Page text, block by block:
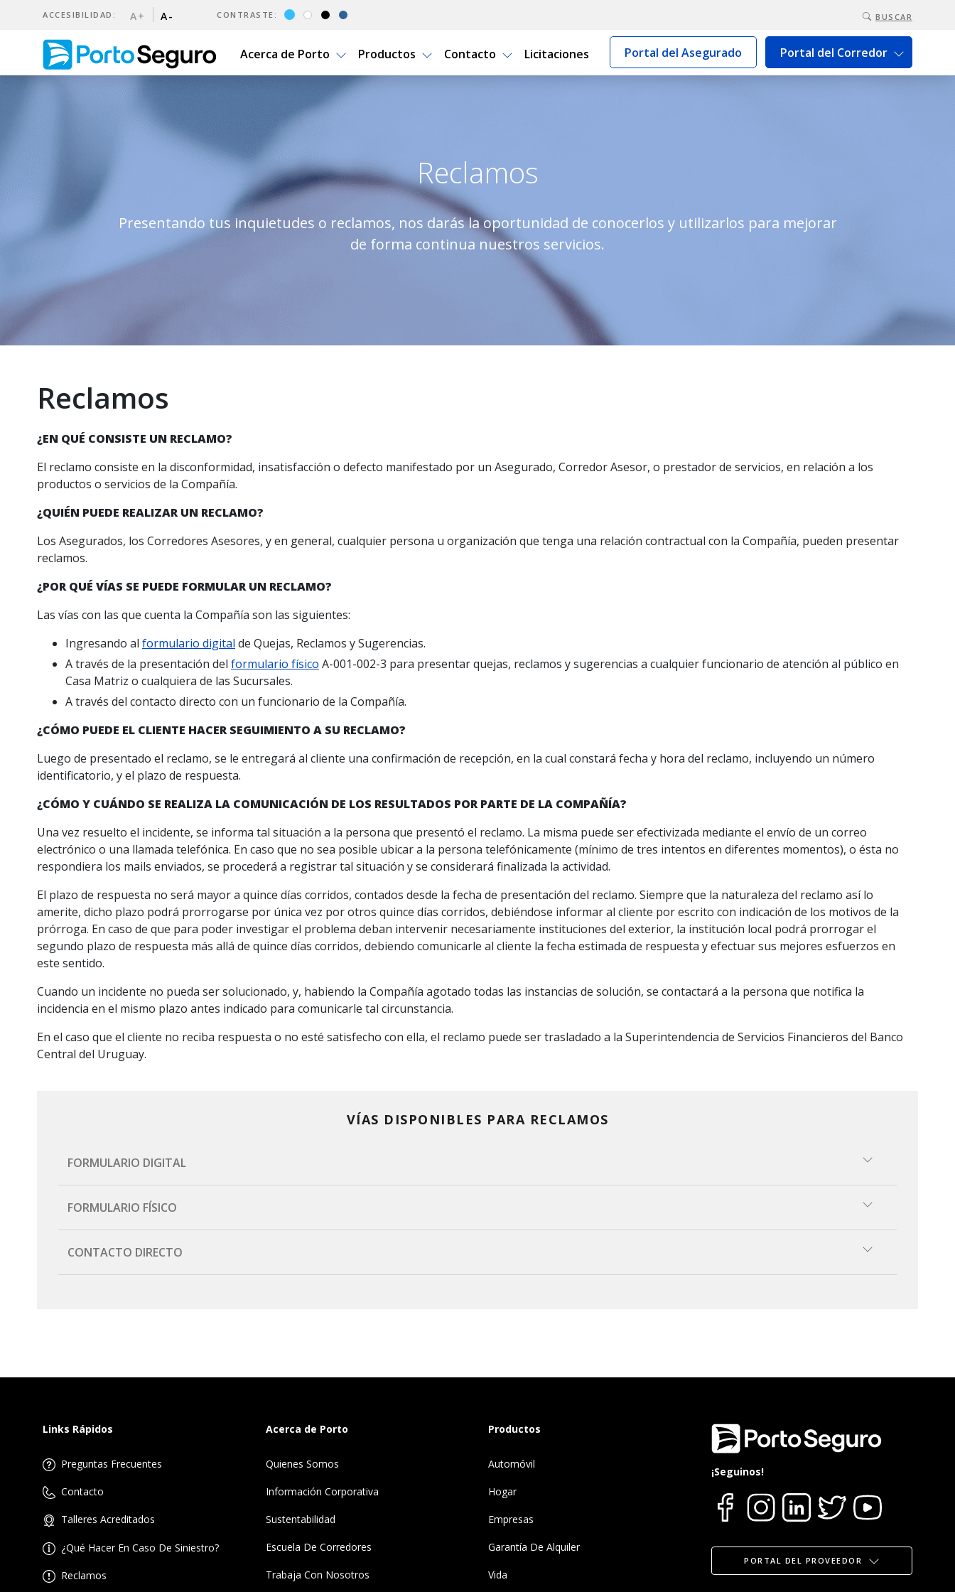
BUSCAR
ACCESIBILIDAD: A+ A- CONTRASTE:
Acerca de Porto Productos Contacto Licitaciones Portal del Asegurado Portal del Corredor
Reclamos | Porto Seguro Uruguay
Reclamos
Presentando tus inquietudes o reclamos, nos darás la oportunidad de conocerlos y utilizarlos para mejorar
de forma continua nuestros servicios.
Reclamos
¿EN QUÉ CONSISTE UN RECLAMO?
El reclamo consiste en la disconformidad, insatisfacción o defecto manifestado por un Asegurado, Corredor Asesor, o prestador de servicios, en relación a los
productos o servicios de la Compañía.
¿QUIÉN PUEDE REALIZAR UN RECLAMO?
Los Asegurados, los Corredores Asesores, y en general, cualquier persona u organización que tenga una relación contractual con la Compañía, pueden presentar
reclamos.
¿POR QUÉ VÍAS SE PUEDE FORMULAR UN RECLAMO?
Las vías con las que cuenta la Compañía son las siguientes:
Ingresando al formulario digital de Quejas, Reclamos y Sugerencias.
A través de la presentación del formulario físico A-001-002-3 para presentar quejas, reclamos y sugerencias a cualquier funcionario de atención al público en
Casa Matriz o cualquiera de las Sucursales.
A través del contacto directo con un funcionario de la Compañía.
¿CÓMO PUEDE EL CLIENTE HACER SEGUIMIENTO A SU RECLAMO?
Luego de presentado el reclamo, se le entregará al cliente una confirmación de recepción, en la cual constará fecha y hora del reclamo, incluyendo un número
identificatorio, y el plazo de respuesta.
¿CÓMO Y CUÁNDO SE REALIZA LA COMUNICACIÓN DE LOS RESULTADOS POR PARTE DE LA COMPAÑÍA?
Una vez resuelto el incidente, se informa tal situación a la persona que presentó el reclamo. La misma puede ser efectivizada mediante el envío de un correo
electrónico o una llamada telefónica. En caso que no sea posible ubicar a la persona telefónicamente (mínimo de tres intentos en diferentes momentos), o ésta no
respondiera los mails enviados, se procederá a registrar tal situación y se considerará finalizada la actividad.
El plazo de respuesta no será mayor a quince días corridos, contados desde la fecha de presentación del reclamo. Siempre que la naturaleza del reclamo así lo
amerite, dicho plazo podrá prorrogarse por única vez por otros quince días corridos, debiéndose informar al cliente por escrito con indicación de los motivos de la
prórroga. En caso de que para poder investigar el problema deban intervenir necesariamente instituciones del exterior, la institución local podrá prorrogar el
segundo plazo de respuesta más allá de quince días corridos, debiendo comunicarle al cliente la fecha estimada de respuesta y efectuar sus mejores esfuerzos en
este sentido.
Cuando un incidente no pueda ser solucionado, y, habiendo la Compañía agotado todas las instancias de solución, se contactará a la persona que notifica la
incidencia en el mismo plazo antes indicado para comunicarle tal circunstancia.
En el caso que el cliente no reciba respuesta o no esté satisfecho con ella, el reclamo puede ser trasladado a la Superintendencia de Servicios Financieros del Banco
Central del Uruguay.
VÍAS DISPONIBLES PARA RECLAMOS
FORMULARIO DIGITAL
Completar formulario
FORMULARIO FÍSICO
Descargar
CONTACTO DIRECTO
Links Rápidos
Preguntas Frecuentes
Contacto
Talleres Acreditados
¿Qué Hacer En Caso De Siniestro?
Reclamos
Acerca de Porto
Quienes Somos
Información Corporativa
Sustentabilidad
Escuela De Corredores
Trabaja Con Nosotros
Productos
Automóvil
Hogar
Empresas
Garantía De Alquiler
Vida
¡Seguinos!
PORTAL DEL PROVEEDOR